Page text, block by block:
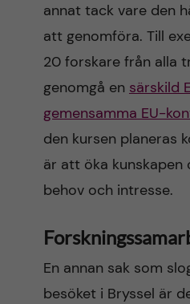
annat tack vare den
att genomföra. Till
20 forskare från alla
genomgå en särskild
gemensamma EU-
den kursen planeras
är att öka kunskapen
behov och intresse.
En annan sak som
besöket i Bryssel är